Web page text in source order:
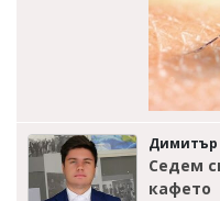
Димитър
Седем
кафето